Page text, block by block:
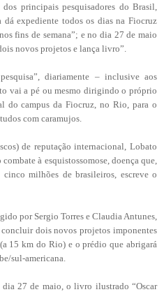
principais pesquisadores do Brasil,
expediente todos os dias na Fiocruz
fins de semana”; e no dia 27 de maio
novos projetos e lança livro”.
diariamente – inclusive aos
vai a pé ou mesmo dirigindo o próprio
do campus da Fiocruz, no Rio, para o
com caramujos.
de reputação internacional, Lobato
à esquistossomose, doença que,
milhões de brasileiros, escreve o
por Sergio Torres e Claudia Antunes,
dois novos projetos imponentes
15 km do Rio) e o prédio que abrigará
sul-americana.
27 de maio, o livro ilustrado “Oscar